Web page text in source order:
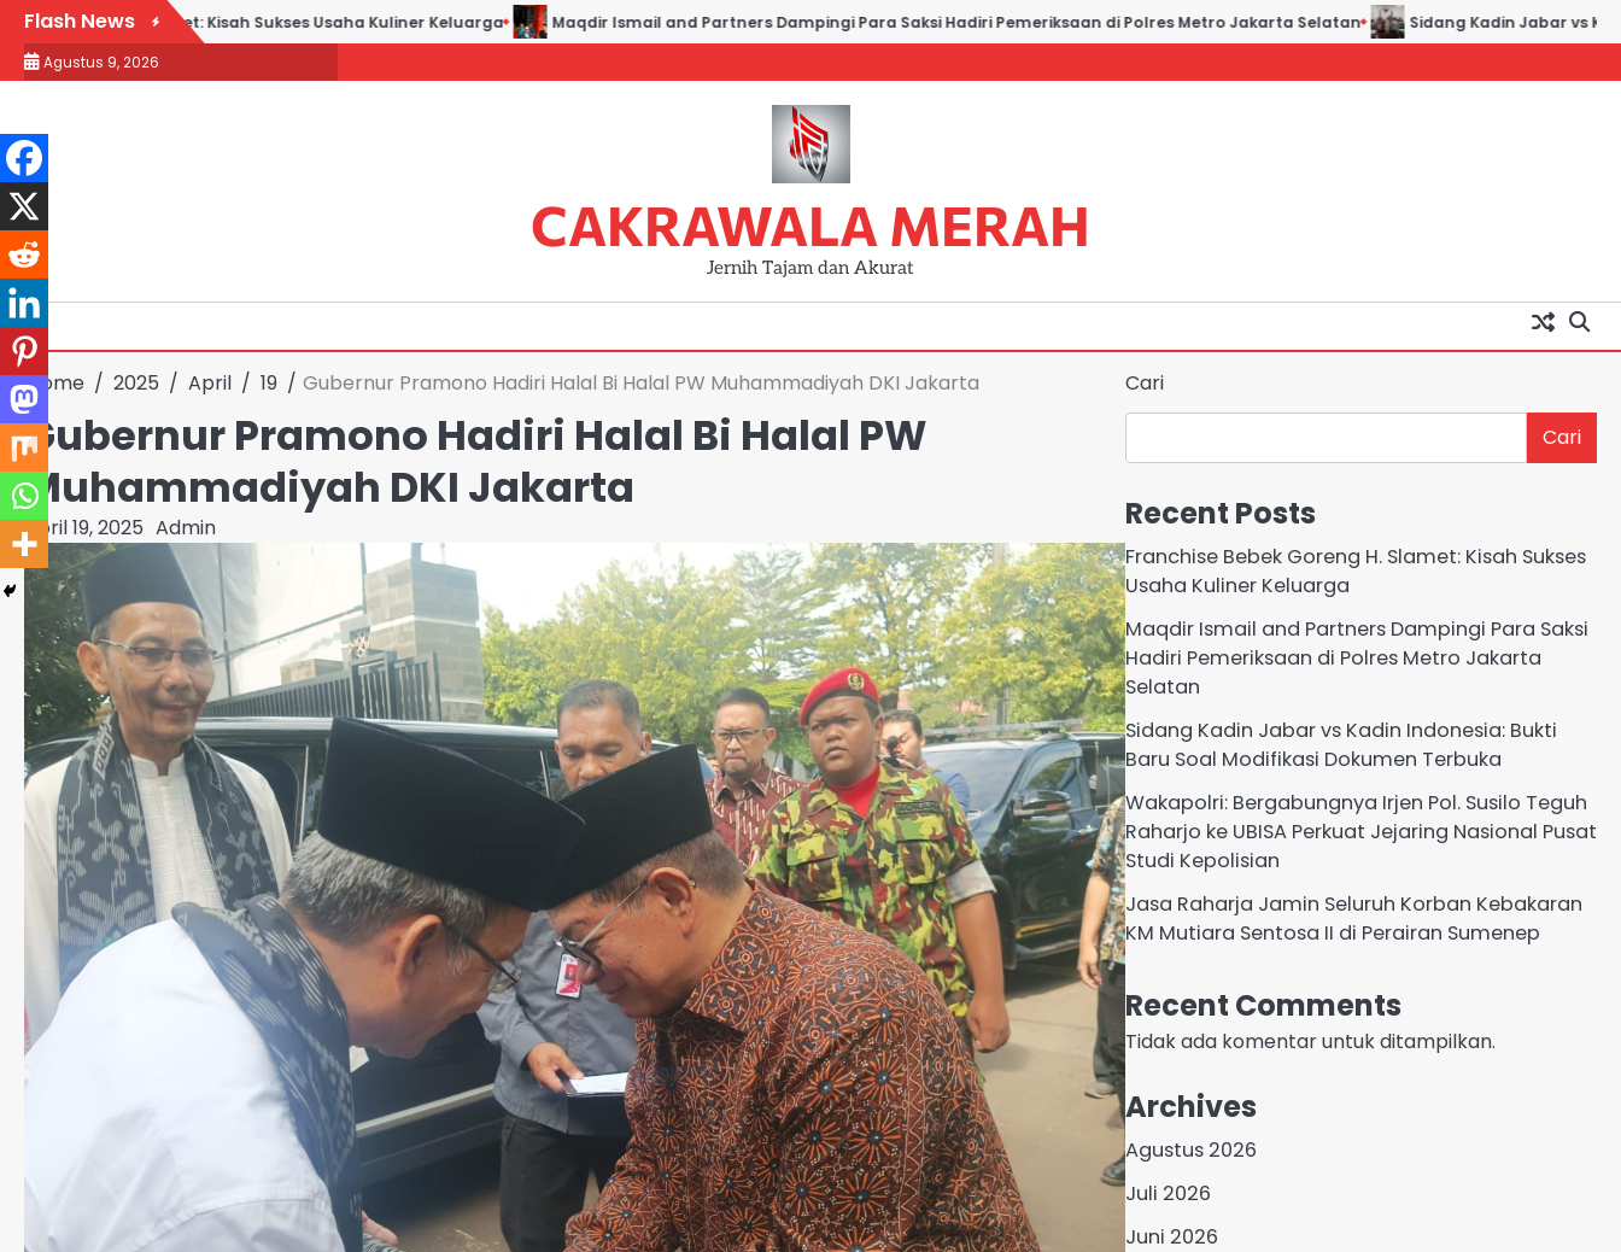
Skip
content
Flash News
Goreng H. Slamet: Kisah Sukses Usaha Kuliner Keluarga Maqdir Ismail and Partners Dampingi Para Saksi Hadiri Pemeriksaan di Polres Metro Jakarta Selatan Sidang Kadin Jabar vs Kadin
Agustus 9, 2026
CAKRAWALA MERAH
Jernih Tajam dan Akurat
Home 2025 April 19 Gubernur Pramono Hadiri Halal Bi Halal PW Muhammadiyah DKI Jakarta
Gubernur Pramono Hadiri Halal Bi Halal PW
Muhammadiyah DKI Jakarta
April 19, 2025 Admin
Cari
Cari
Recent Posts
Franchise Bebek Goreng H. Slamet: Kisah Sukses
Usaha Kuliner Keluarga
Maqdir Ismail and Partners Dampingi Para Saksi
Hadiri Pemeriksaan di Polres Metro Jakarta
Selatan
Sidang Kadin Jabar vs Kadin Indonesia: Bukti
Baru Soal Modifikasi Dokumen Terbuka
Wakapolri: Bergabungnya Irjen Pol. Susilo Teguh
Raharjo ke UBISA Perkuat Jejaring Nasional Pusat
Studi Kepolisian
Jasa Raharja Jamin Seluruh Korban Kebakaran
KM Mutiara Sentosa II di Perairan Sumenep
Recent Comments
Tidak ada komentar untuk ditampilkan.
Archives
Agustus 2026
Juli 2026
Juni 2026